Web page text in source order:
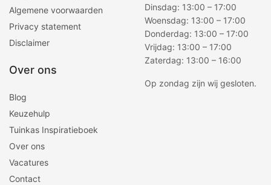
Algemene voorwaarden
Privacy statement
Disclaimer
Over ons
Blog
Keuzehulp
Tuinkas Inspiratieboek
Over ons
Vacatures
Contact
Dinsdag: 13:00 – 17:00
Woensdag: 13:00 – 17:00
Donderdag: 13:00 – 17:00
Vrijdag: 13:00 – 17:00
Zaterdag: 13:00 – 16:00
Op zondag zijn wij gesloten.